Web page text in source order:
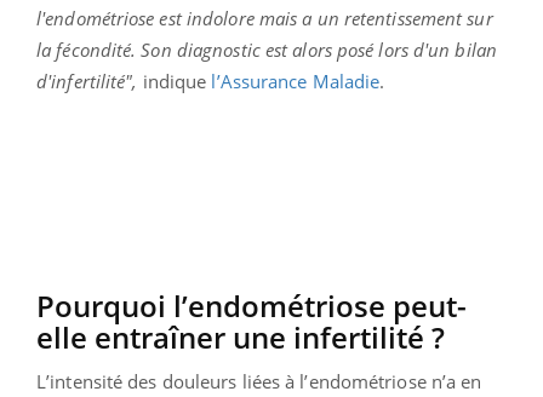
l'endométriose est indolore mais a un retentissement sur
la fécondité. Son diagnostic est alors posé lors d'un bilan
d'infertilité", indique l’Assurance Maladie.
Pourquoi l’endométriose peut-
elle entraîner une infertilité ?
L’intensité des douleurs liées à l’endométriose n’a en